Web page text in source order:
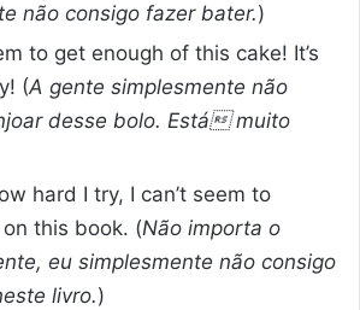
não consigo fazer bater.)
to get enough of this cake! It’s
(A gente simplesmente não
desse bolo. Está muito
hard I try, I can’t seem to
this book. (Não importa o
eu simplesmente não consigo
livro.)